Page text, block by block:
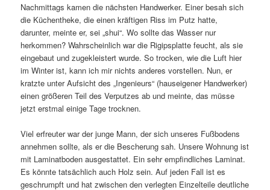
Nachmittags kamen die nächsten Handwerker. Einer besah sich
die Küchentheke, die einen kräftigen Riss im Putz hatte,
darunter, meinte er, sei „shui“. Wo sollte das Wasser nur
herkommen? Wahrscheinlich war die Rigipsplatte feucht, als sie
eingebaut und zugekleistert wurde. So trocken, wie die Luft hier
im Winter ist, kann ich mir nichts anderes vorstellen. Nun, er
kratzte unter Aufsicht des „Ingenieurs“ (hauseigener Handwerker)
einen größeren Teil des Verputzes ab und meinte, das müsse
jetzt erstmal einige Tage trocknen.
Viel erfreuter war der junge Mann, der sich unseres Fußbodens
annehmen sollte, als er die Bescherung sah. Unsere Wohnung ist
mit Laminatboden ausgestattet. Ein sehr empfindliches Laminat.
Es könnte tatsächlich auch Holz sein. Auf jeden Fall ist es
geschrumpft und hat zwischen den verlegten Einzelteile deutliche